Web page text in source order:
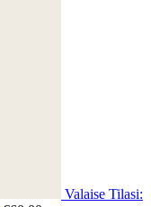
Valaise Tilasi: